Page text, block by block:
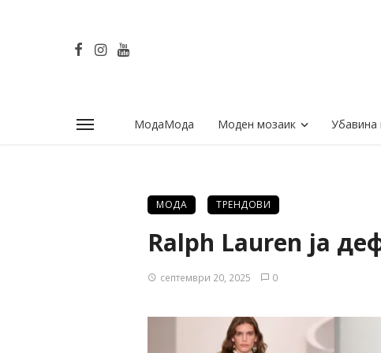
МодаМода Моден мозаик Убавина
МОДА ТРЕНДОВИ
Ralph Lauren ја
септември 20, 2025 0